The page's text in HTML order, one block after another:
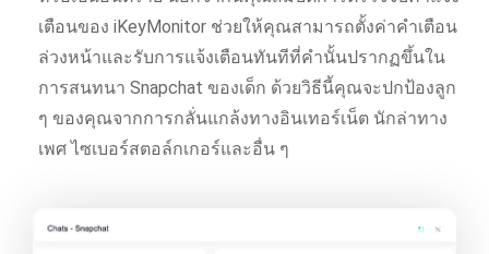
เตือนของ iKeyMonitor ช่วยให้คุณสามารถตั้งค่าคําเตือน
ล่วงหน้าและรับการแจ้งเตือนทันทีที่คำนั้นปรากฏขึ้นใน
การสนทนา Snapchat ของเด็ก ด้วยวิธีนี้คุณจะปกป้องลูก
ๆ ของคุณจากการกลั่นแกล้งทางอินเทอร์เน็ต นักล่าทาง
เพศ ไซเบอร์สตอล์กเกอร์และอื่น ๆ